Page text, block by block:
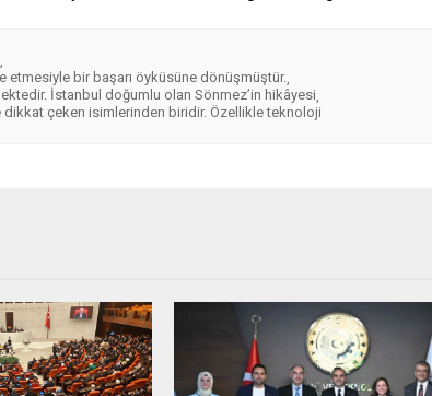
etmesiyle bir başarı öyküsüne dönüşmüştür.
İstanbul doğumlu olan Sönmez’in hikâyesi
dikkat çeken isimlerinden biridir. Özellikle teknoloji